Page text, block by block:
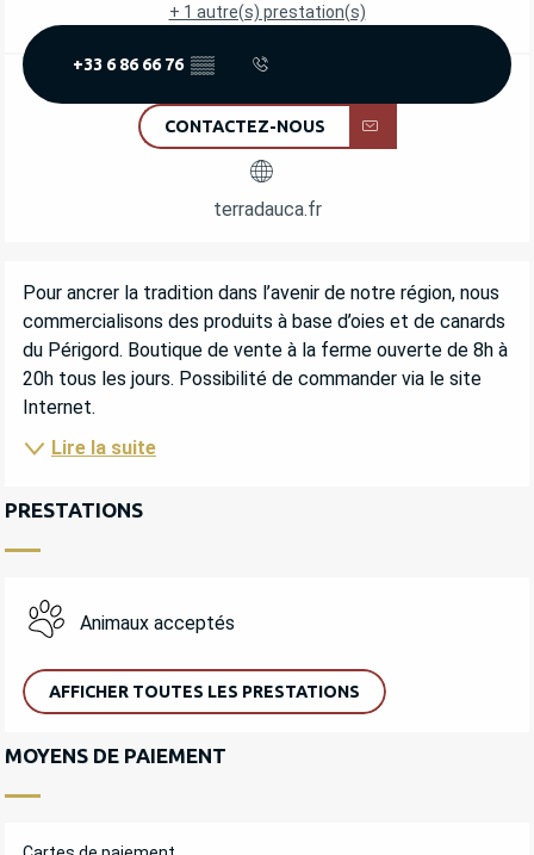
+ 1 autre(s) prestation(s)
+33 6 86 66 76 ▒▒
CONTACTEZ-NOUS
terradauca.fr
DESCRIPTION
Pour ancrer la tradition dans l’avenir de notre région, nous
commercialisons des produits à base d’oies et de canards
du Périgord. Boutique de vente à la ferme ouverte de 8h à
20h tous les jours. Possibilité de commander via le site
Internet.
Lire la suite
PRESTATIONS
Animaux acceptés
AFFICHER TOUTES LES PRESTATIONS
MOYENS DE PAIEMENT